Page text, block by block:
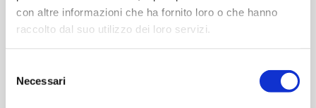
con altre informazioni che ha fornito loro o che hanno
raccolto dal suo utilizzo dei loro servizi.
delNecessariDama Sole corda 3000 ml